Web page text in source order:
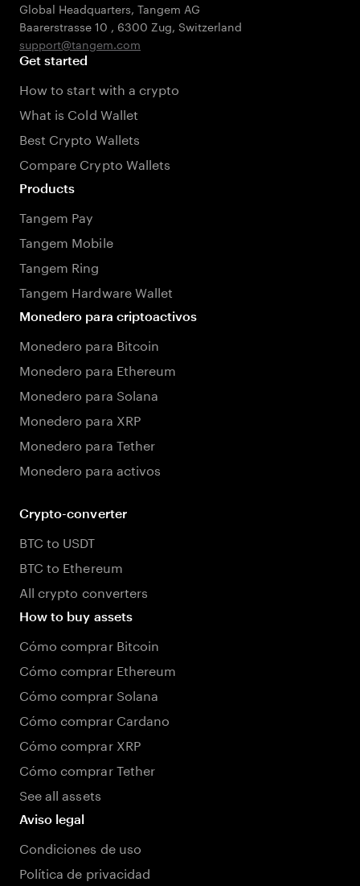
Global Headquarters, Tangem AG
Baarerstrasse 10 , 6300 Zug, Switzerland
support@tangem.com
Get started
How to start with a crypto
What is Cold Wallet
Best Crypto Wallets
Compare Crypto Wallets
Products
Tangem Pay
Tangem Mobile
Tangem Ring
Tangem Hardware Wallet
Monedero para criptoactivos
Monedero para Bitcoin
Monedero para Ethereum
Monedero para Solana
Monedero para XRP
Monedero para Tether
Monedero para activos
Crypto-converter
BTC to USDT
BTC to Ethereum
All crypto converters
How to buy assets
Cómo comprar Bitcoin
Cómo comprar Ethereum
Cómo comprar Solana
Cómo comprar Cardano
Cómo comprar XRP
Cómo comprar Tether
See all assets
Aviso legal
Condiciones de uso
Política de privacidad